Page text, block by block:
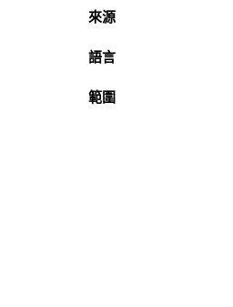
來源
語言
範圍